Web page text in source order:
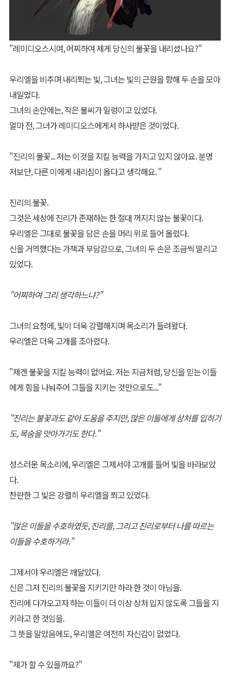
"레미디오스시여, 어찌하여 제게 당신의 불꽃을 내리셨나요?"
우리엘을 비추며 내리쬐는 빛, 그녀는 빛의 근원을 향해 두 손을 모아
내밀었다.
그녀의 손안에는, 작은 불씨가 일렁이고 있었다.
얼마 전, 그녀가 레미디오스에게서 하사받은 것이었다.
"진리의 불꽃... 저는 이것을 지킬 능력을 가지고 있지 않아요. 분명
저보단, 다른 이에게 내리심이 옳다고 생각해요. "
진리의 불꽃.
그것은 세상에 진리가 존재하는 한 절대 꺼지지 않는 불꽃이다.
우리엘은 그대로 불꽃을 담은 손을 머리 위로 들어 올렸다.
신을 거역했다는 가책과 부담감으로, 그녀의 두 손은 조금씩 떨리고
있었다.
"어찌하여 그리 생각하느냐?"
그녀의 요청에, 빛이 더욱 강렬해지며 목소리가 들려왔다.
우리엘은 더욱 고개를 조아렸다.
"제겐 불꽃을 지킬 능력이 없어요. 저는 지금처럼, 당신을 믿는 이들
에게 힘을 나눠주어 그들을 지키는 것만으로도..."
"진리는 불꽃과도 같아 도움을 주지만, 많은 이들에게 상처를 입히기
도, 목숨을 앗아가기도 한다."
성스러운 목소리에, 우리엘은 그제서야 고개를 들어 빛을 바라보았
다.
찬란한 그 빛은 강렬히 우리엘을 쬐고 있었다.
"많은 이들을 수호하였듯, 진리를, 그리고 진리로부터 나를 따르는
이들을 수호하거라."
그제서야 우리엘은 깨달았다.
신은 그저 진리의 불꽃을 지키기만 하라 한 것이 아님을.
진리에 다가오고자 하는 이들이 더 이상 상처 입지 않도록 그들을 지
키라고 한 것임을.
그 뜻을 알았음에도, 우리엘은 여전히 자신감이 없었다.
"제가 할 수 있을까요?"